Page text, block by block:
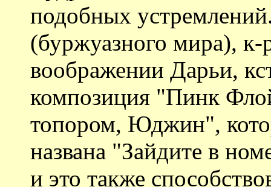
подобных
(буржуазного мира),
воображении Дарьи,
композиция "Пинк
топором, Юджин",
названа "Зайдите в
и это также